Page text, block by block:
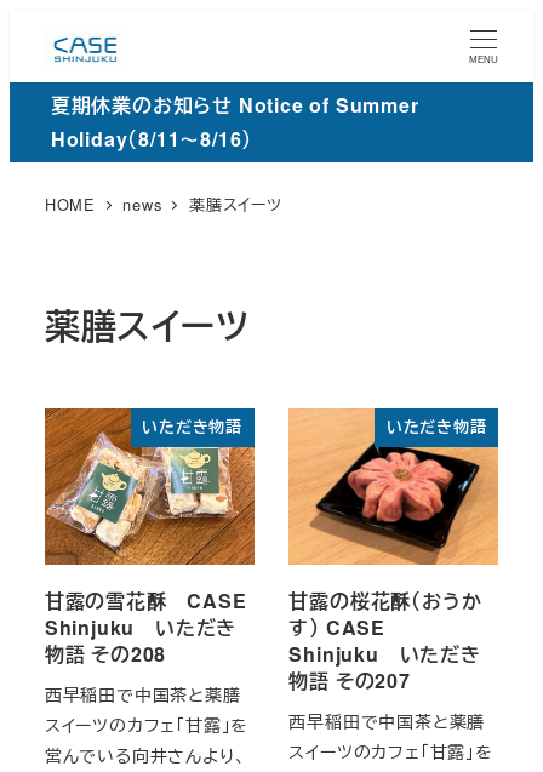
ン
MENU
夏期休業のお知らせ Notice of Summer
Holiday（8/11～8/16）
HOME news 薬膳スイーツ
薬膳スイーツ
いただき物語
甘露の雪花酥 CASE
Shinjuku いただき
物語 その208
西早稲田で中国茶と薬膳
スイーツのカフェ「甘露」を
営んでいる向井さんより、
いただき物語
甘露の桜花酥（おうか
す） CASE
Shinjuku いただき
物語 その207
西早稲田で中国茶と薬膳
スイーツのカフェ「甘露」を